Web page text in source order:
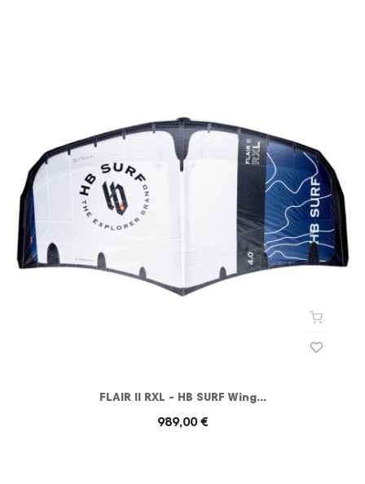
FLAIR II RXL - HB SURF Wing...
989,00 €